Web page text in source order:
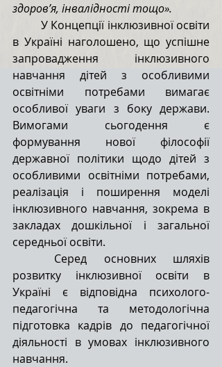
здоров’я, інвалідності тощо».
У Концепції інклюзивної освіти
в Україні наголошено, що успішне
запровадження інклюзивного
навчання дітей з особливими
освітніми потребами вимагає
особливої уваги з боку держави.
Вимогами сьогодення є
формування нової філософії
державної політики щодо дітей з
особливими освітніми потребами,
реалізація і поширення моделі
інклюзивного навчання, зокрема в
закладах дошкільної і загальної
середньої освіти.
Серед основних шляхів
розвитку інклюзивної освіти в
Україні є відповідна психолого-
педагогічна та методологічна
підготовка кадрів до педагогічної
діяльності в умовах інклюзивного
навчання.